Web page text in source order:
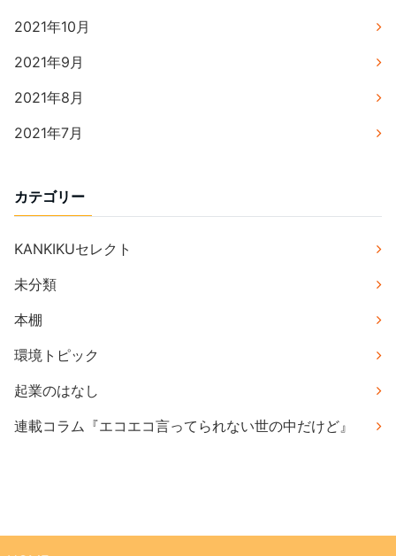
2021年10月
2021年9月
2021年8月
2021年7月
カテゴリー
KANKIKUセレクト
未分類
本棚
環境トピック
起業のはなし
連載コラム『エコエコ言ってられない世の中だけど』